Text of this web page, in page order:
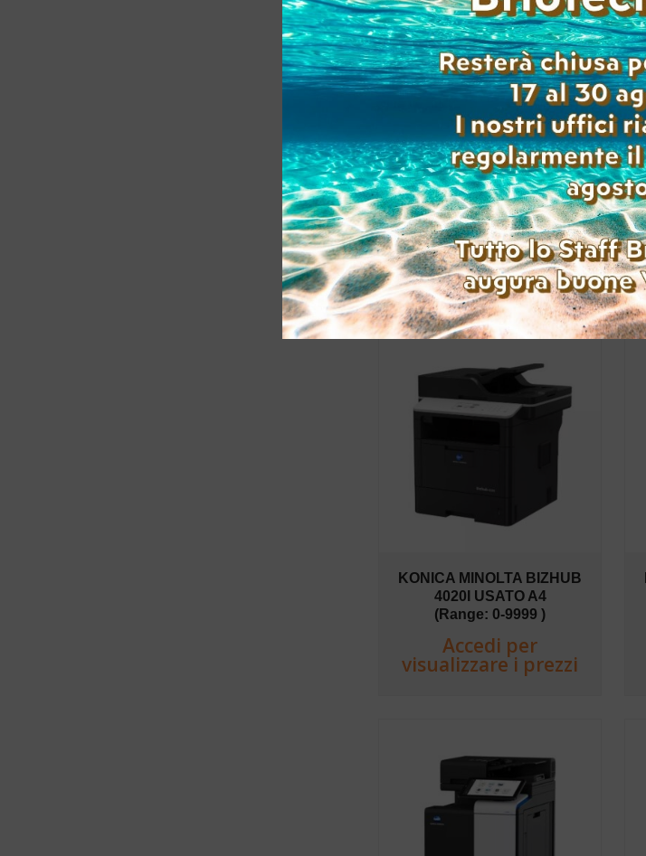
KONICA MINOLTA BIZHUB
4000I USATA A4
(Range: 0-9999 )
Accedi per
visualizzare i prezzi
KONICA MINOLTA BIZHUB
4020I USATO A4
(Range: 0-9999 )
Accedi per
visualizzare i prezzi